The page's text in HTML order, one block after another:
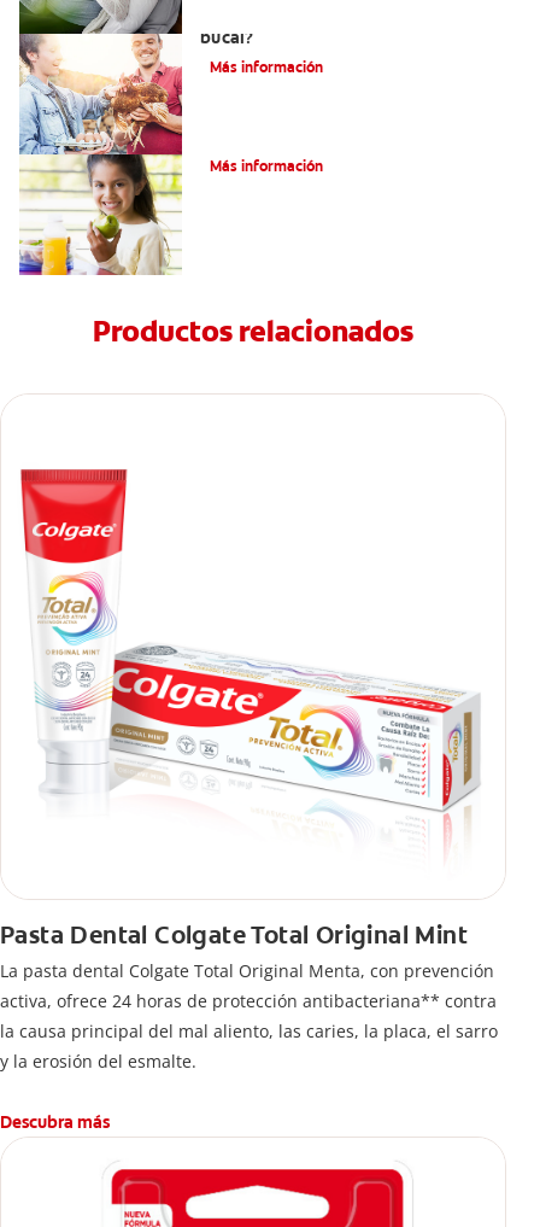
bucal?
Más información
Más información
Productos relacionados
Pasta Dental Colgate Total Original Mint
La pasta dental Colgate Total Original Menta, con prevención
activa, ofrece 24 horas de protección antibacteriana** contra
la causa principal del mal aliento, las caries, la placa, el sarro
y la erosión del esmalte.
Descubra más